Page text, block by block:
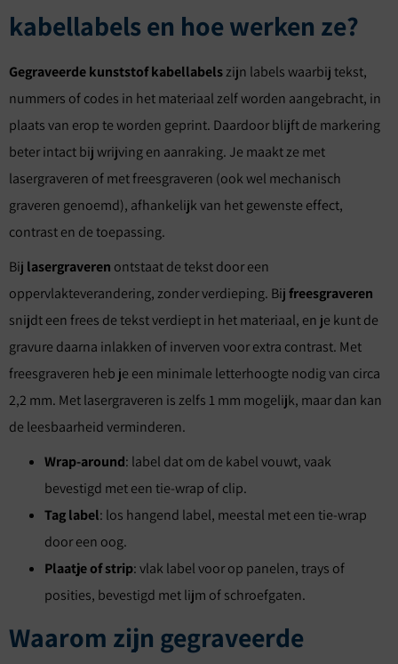
kabellabels en hoe werken ze?
Gegraveerde kunststof kabellabelszijn labels waarbij tekst,
nummers of codes in het materiaal zelf worden aangebracht, in
plaats van erop te worden geprint. Daardoor blijft de markering
beter intact bij wrijving en aanraking. Je maakt ze met
lasergraveren of met freesgraveren (ook wel mechanisch
graveren genoemd), afhankelijk van het gewenste effect,
contrast en de toepassing.
Bij lasergraveren ontstaat de tekst door een
oppervlakteverandering, zonder verdieping. Bijfreesgraveren
snijdt een frees de tekst verdiept in het materiaal, en je kunt de
gravure daarna inlakken of inverven voor extra contrast. Met
freesgraveren heb je een minimale letterhoogte nodig van circa
2,2 mm. Met lasergraveren is zelfs 1 mm mogelijk, maar dan kan
de leesbaarheid verminderen.
Wrap-around: label dat om de kabel vouwt, vaak
bevestigd met een tie-wrap of clip.
Tag label: los hangend label, meestal met een tie-wrap
door een oog.
Plaatje of strip: vlak label voor op panelen, trays of
posities, bevestigd met lijm of schroefgaten.
Waarom zijn gegraveerde